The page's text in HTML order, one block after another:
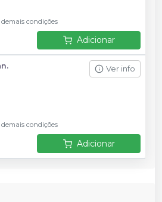
condições
Adicionar
Ver info
condições
Adicionar